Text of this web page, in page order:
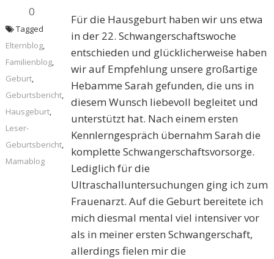
0
Für die Hausgeburt haben wir uns etwa
in der 22. Schwangerschaftswoche
entschieden und glücklicherweise haben
wir auf Empfehlung unsere großartige
Hebamme Sarah gefunden, die uns in
diesem Wunsch liebevoll begleitet und
unterstützt hat. Nach einem ersten
Kennlerngespräch übernahm Sarah die
komplette Schwangerschaftsvorsorge.
Lediglich für die
Ultraschalluntersuchungen ging ich zum
Frauenarzt. Auf die Geburt bereitete ich
mich diesmal mental viel intensiver vor
als in meiner ersten Schwangerschaft,
allerdings fielen mir die
Tagged
Elternblog,
Familienblog,
Geburt,
Geburtsbericht,
Hausgeburt,
Leser-
Geburtsbericht,
Mamablog